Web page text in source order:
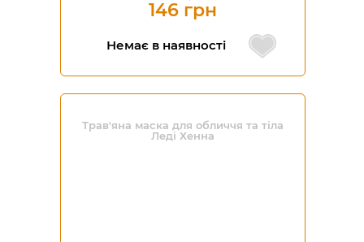
146 грн
Немає в наявності
Трав'яна маска для обличчя та тіла
Леді Хенна